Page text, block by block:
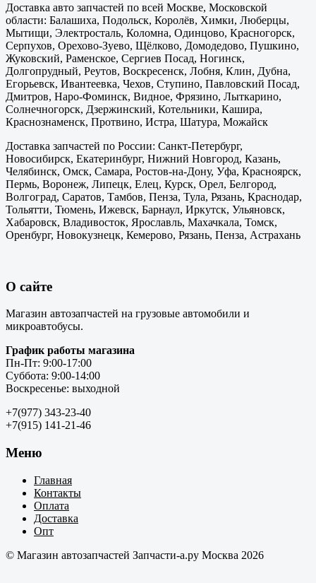
Доставка авто запчастей по всей Москве, Московской
области: Балашиха, Подольск, Королёв, Химки, Люберцы,
Мытищи, Электросталь, Коломна, Одинцово, Красногорск,
Серпухов, Орехово-Зуево, Щёлково, Домодедово, Пушкино,
Жуковский, Раменское, Сергиев Посад, Ногинск,
Долгопрудный, Реутов, Воскресенск, Лобня, Клин, Дубна,
Егорьевск, Ивантеевка, Чехов, Ступино, Павловский Посад,
Дмитров, Наро-Фоминск, Видное, Фрязино, Лыткарино,
Солнечногорск, Дзержинский, Котельники, Кашира,
Краснознаменск, Протвино, Истра, Шатура, Можайск
Доставка запчастей по России: Санкт-Петербург,
Новосибирск, Екатеринбург, Нижний Новгород, Казань,
Челябинск, Омск, Самара, Ростов-на-Дону, Уфа, Красноярск,
Пермь, Воронеж, Липецк, Елец, Курск, Орел, Белгород,
Волгоград, Саратов, Тамбов, Пенза, Тула, Рязань, Краснодар,
Тольятти, Тюмень, Ижевск, Барнаул, Иркутск, Ульяновск,
Хабаровск, Владивосток, Ярославль, Махачкала, Томск,
Оренбург, Новокузнецк, Кемерово, Рязань, Пенза, Астрахань
О сайте
Магазин автозапчастей на грузовые автомобили и
микроавтобусы.
График работы магазина
Пн-Пт: 9:00-17:00
Суббота: 9:00-14:00
Воскресенье: выходной
+7(977) 343-23-40
+7(915) 141-21-46
Меню
Главная
Контакты
Оплата
Доставка
Опт
© Магазин автозапчастей Запчасти-а.ру Москва 2026